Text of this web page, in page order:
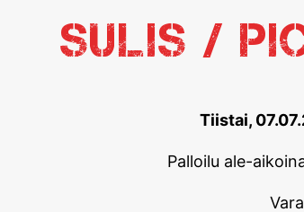
Sulis /
Tiistai,
Palloilu ale-